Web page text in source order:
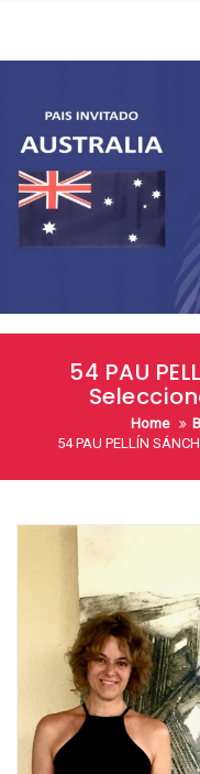
54 PAU
Home
54 PAU PELLÍN